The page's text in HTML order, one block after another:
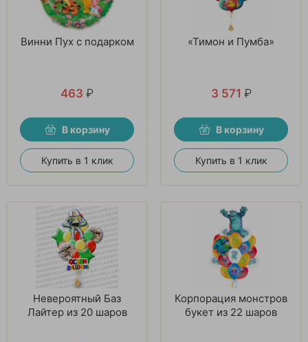
Винни Пух с подарком
463 ₽
В корзину
Купить в 1 клик
«Тимон и Пумба»
3 571 ₽
В корзину
Купить в 1 клик
Невероятный Баз
Лайтер из 20 шаров
Корпорация монстров
букет из 22 шаров